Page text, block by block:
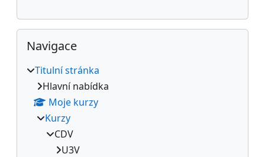
Přeskočit: Navigace
Navigace
Titulní stránka
Hlavní nabídka
Moje kurzy
Kurzy
CDV
U3V